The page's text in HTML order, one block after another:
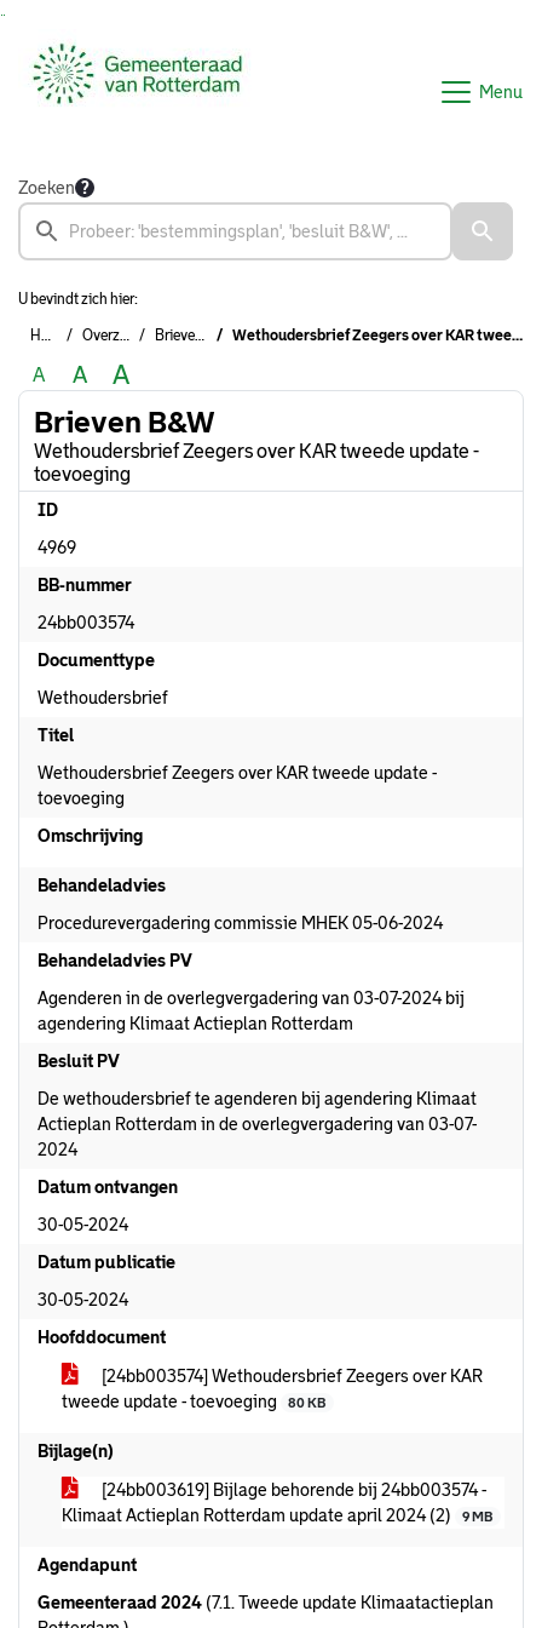
Menu
Zoeken
U bevindt zich hier:
Home Overzichten Brieven B&W Wethoudersbrief Zeegers over KAR tweede update - toevoeging
A A A
Brieven B&W
Wethoudersbrief Zeegers over KAR tweede update -
toevoeging
ID
4969
BB-nummer
24bb003574
Documenttype
Wethoudersbrief
Titel
Wethoudersbrief Zeegers over KAR tweede update -
toevoeging
Omschrijving
Behandeladvies
Procedurevergadering commissie MHEK 05-06-2024
Behandeladvies PV
Agenderen in de overlegvergadering van 03-07-2024 bij
agendering Klimaat Actieplan Rotterdam
Besluit PV
De wethoudersbrief te agenderen bij agendering Klimaat
Actieplan Rotterdam in de overlegvergadering van 03-07-
2024
Datum ontvangen
30-05-2024
Datum publicatie
30-05-2024
Hoofddocument
[24bb003574] Wethoudersbrief Zeegers over KAR
tweede update - toevoeging
80 KB
Bijlage(n)
[24bb003619] Bijlage behorende bij 24bb003574 -
Klimaat Actieplan Rotterdam update april 2024 (2)
9 MB
Agendapunt
Gemeenteraad 2024 (7.1. Tweede update Klimaatactieplan